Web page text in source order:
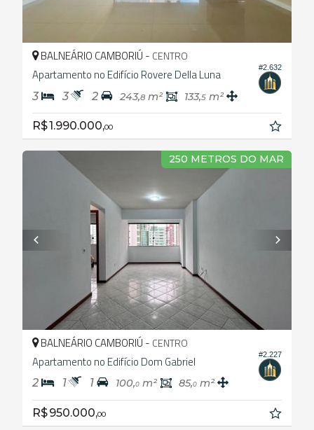
#2.632
BALNEÁRIO CAMBORIÚ - CENTRO
Apartamento no Edifício Rovere Della Luna
3 3 2 243,8 m² 133,5 m²
R$ 1.990.000,00
250 METROS DO MAR
#2.227
BALNEÁRIO CAMBORIÚ - CENTRO
Apartamento no Edifício Dom Gabriel
2 1 1 100,0 m² 85,0 m²
R$ 950.000,00